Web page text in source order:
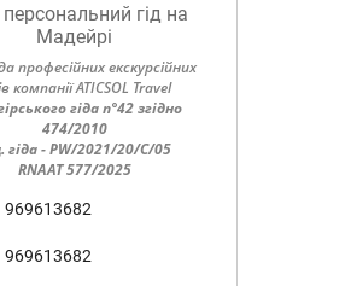
гід на
Мадейрі
професійних екскурсійних
компанії ATICSOL Travel
гіда n°42 згідно
474/2010
гіда - PW/2021/20/C/05
RNAAT 577/2025
969613682
969613682